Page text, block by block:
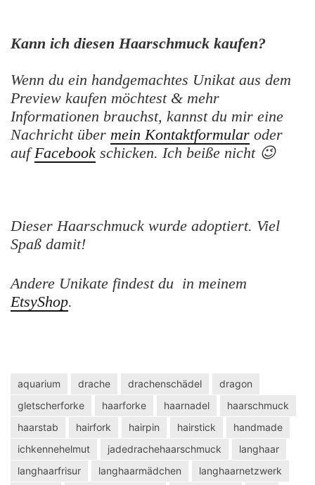
Kann ich diesen Haarschmuck kaufen?
Wenn du ein handgemachtes Unikat aus dem
Preview kaufen möchtest & mehr
Informationen brauchst, kannst du mir eine
Nachricht über mein Kontaktformular oder
aufFacebook schicken. Ich beiße nicht 😉
Dieser Haarschmuck wurde adoptiert. Viel
Spaß damit!
Andere Unikate findest du in meinem
EtsyShop.
aquarium drache drachenschädel
dragon
gletscherforke
haarforke haarnadel
haarschmuck
haarstab
hairfork hairpin hairstick
handmade
ichkennehelmut
jadedrachehaarschmuck
langhaar
langhaarfrisur
langhaarmädchen
langhaarnetzwerk